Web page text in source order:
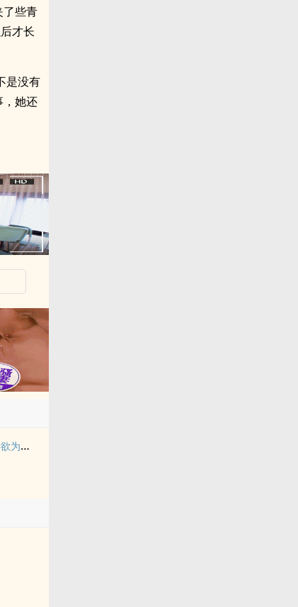
了些青
才长
是没有
，她还
拥有金手指后她开始为所欲为（nph）